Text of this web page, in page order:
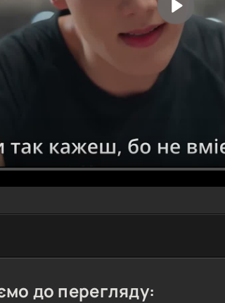
до перегляду: